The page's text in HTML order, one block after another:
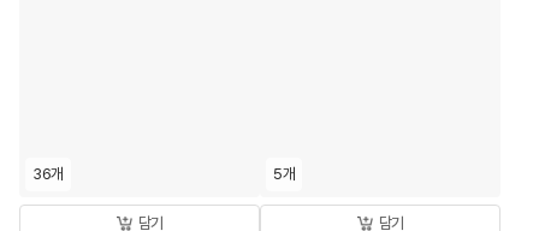
36개
담기
5개
담기